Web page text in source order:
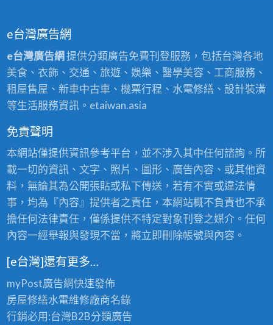
e台灣廣告網
e台灣廣告網提供分類廣告免費刊登服務，包括台灣各地
美食、衣飾、交通、旅遊、娛樂、醫學美容、工商服務、
租屋售屋、新車中古車、機票行程、水電修繕、設計裝潢
等生活服務資訊。etaiwan.asia
免責聲明
本網站僅提供資訊參考平台，並不涉入其中任何諮詢。所
載一切的資訊、文字、照片、圖形、廣告內容、或其他資
料，無論其為公開張貼或私下傳送，若有不實或違法情
事，均為『內容』提供者之責任，本網站概不負責也不承
擔任何法律責任，僅係提供不特定對象刊登之媒介。任何
內容一經舉報與發現不當，將立即刪除帳號與內容。
[e台灣]還有更多…
myPost廣告網快速發佈
房屋修繕水電維修廠商名錄
行銷必用:台灣B2B分類廣告